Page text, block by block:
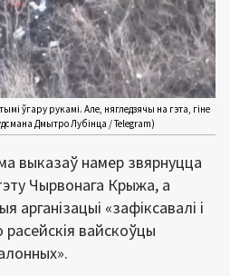
ўгару рукамі. Але, нягледзячы на гэта, гіне
Дмытро Лубінца / Telegram)
выказаў намер звярнуцца
Чырвонага Крыжа, а
арганізацыі «зафіксавалі і
расейскія вайскоўцы